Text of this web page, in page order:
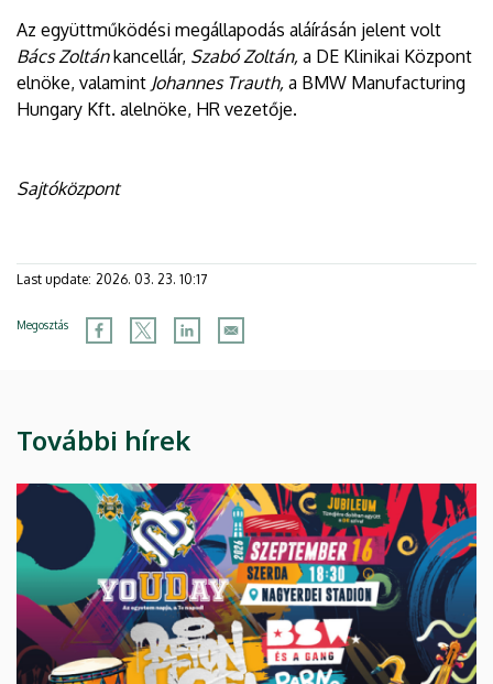
Az együttműködési megállapodás aláírásán jelent volt
Bács Zoltánkancellár, Szabó Zoltán, a DE Klinikai Központ
elnöke, valamint Johannes Trauth, a BMW Manufacturing
Hungary Kft. alelnöke, HR vezetője.
Sajtóközpont
Last update: 2026. 03. 23. 10:17
Megosztás
További hírek